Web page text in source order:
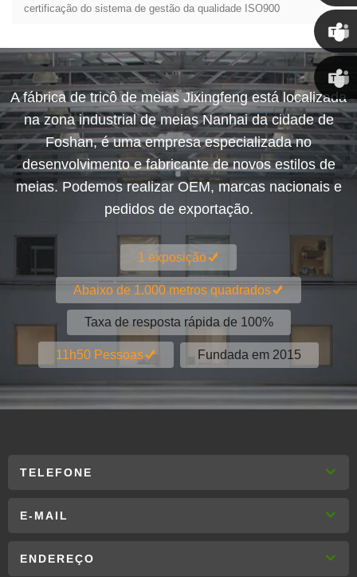
certificação do sistema de gestão da qualidade ISO900
A fábrica de tricô de meias Jixingfeng está localizada
na zona industrial de meias Nanhai da cidade de
Foshan, é uma empresa especializada no
desenvolvimento e fabricante de novos estilos de
meias. Podemos realizar OEM, marcas nacionais e
pedidos de exportação.
1 exposição
Abaixo de 1.000 metros quadrados
Taxa de resposta rápida de 100%
11h50 Pessoas Fundada em 2015
TELEFONE
E-MAIL
ENDEREÇO
Susan
Linda